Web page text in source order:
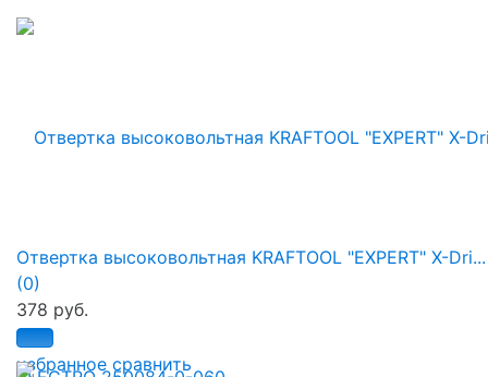
избранное сравнить
Отвертка высоковольтная KRAFTOOL "EXPERT" X-Dri...
(0)
378 руб.